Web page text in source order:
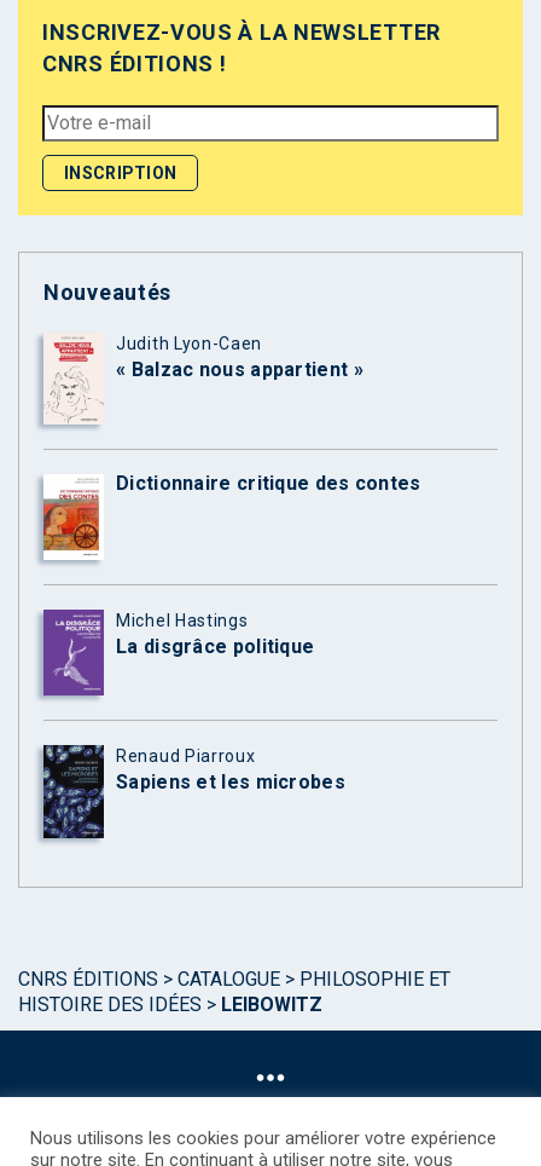
INSCRIVEZ-VOUS À LA NEWSLETTER
CNRS ÉDITIONS !
Nouveautés
Judith Lyon-Caen
« Balzac nous appartient »
Dictionnaire critique des contes
Michel Hastings
La disgrâce politique
Renaud Piarroux
Sapiens et les microbes
CNRS ÉDITIONS > CATALOGUE > PHILOSOPHIE ET
HISTOIRE DES IDÉES > LEIBOWITZ
Nous utilisons les cookies pour améliorer votre expérience
sur notre site. En continuant à utiliser notre site, vous